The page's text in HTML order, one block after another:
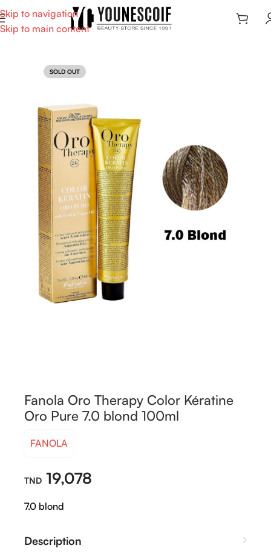
Skip to navigation
Skip to main content
SOLD OUT
Fanola Oro Therapy Color Kératine
Oro Pure 7.0 blond 100ml
FANOLA
19,078
7.0 blond
Description